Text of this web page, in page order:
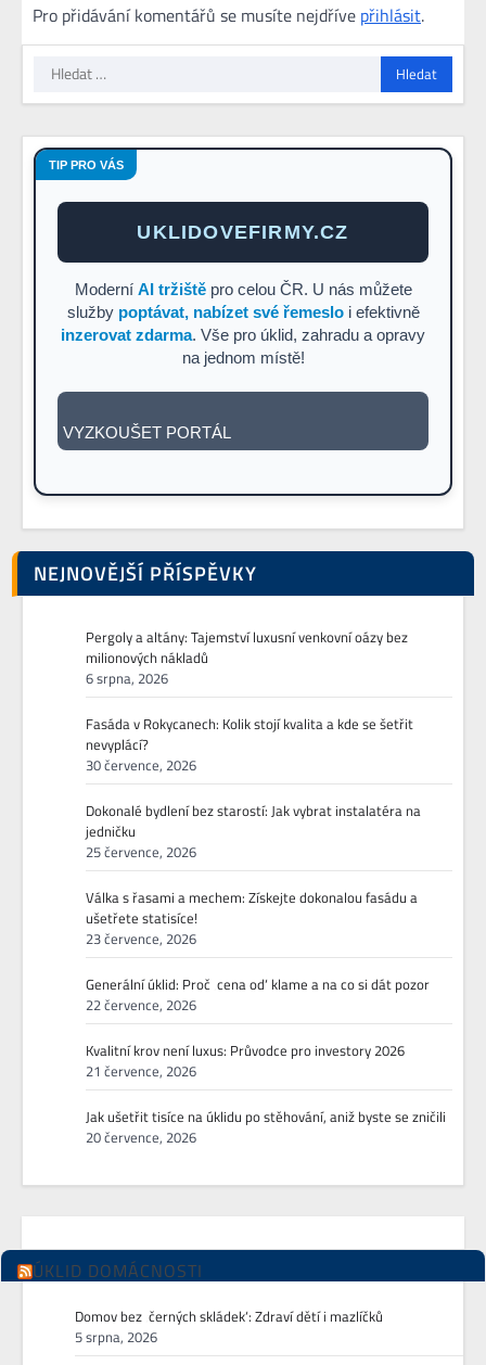
Pro přidávání komentářů se musíte nejdříve přihlásit.
Vyhledávání
TIP PRO VÁS
UKLIDOVEFIRMY.CZ
Moderní AI tržištěpro celou ČR. U nás můžete
služby poptávat, nabízet své řemesloi efektivně
inzerovat zdarma. Vše pro úklid, zahradu a opravy
na jednom místě!
VYZKOUŠET PORTÁL
NEJNOVĚJŠÍ PŘÍSPĚVKY
Pergoly a altány: Tajemství luxusní venkovní oázy bez
milionových nákladů
6 srpna, 2026
Fasáda v Rokycanech: Kolik stojí kvalita a kde se šetřit
nevyplácí?
30 července, 2026
Dokonalé bydlení bez starostí: Jak vybrat instalatéra na
jedničku
25 července, 2026
Válka s řasami a mechem: Získejte dokonalou fasádu a
ušetřete statisíce!
23 července, 2026
Generální úklid: Proč ‚cena od‘ klame a na co si dát pozor
22 července, 2026
Kvalitní krov není luxus: Průvodce pro investory 2026
21 července, 2026
Jak ušetřit tisíce na úklidu po stěhování, aniž byste se zničili
20 července, 2026
ÚKLID DOMÁCNOSTI
Domov bez ‚černých skládek‘: Zdraví dětí i mazlíčků
5 srpna, 2026